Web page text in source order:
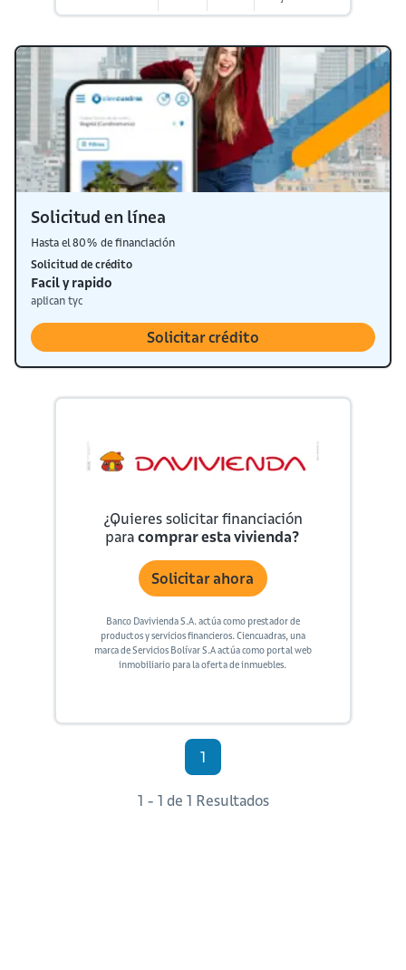
Solicitud en línea
Hasta el 80% de financiación
Solicitud de crédito
Facil y rapido
aplican tyc
Solicitar crédito
¿Quieres solicitar financiación
paracomprar esta vivienda?
Solicitar ahora
Banco Davivienda S.A. actúa como prestador de
productos y servicios financieros. Ciencuadras, una
marca de Servicios Bolívar S.A actúa como portal web
inmobiliario para la oferta de inmuebles.
1
1 - 1 de 1 Resultados